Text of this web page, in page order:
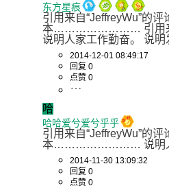
东方星痕
引用来自“JeffreyWu”的评
本…………………… 引用来
说明人家工作勤奋。 说明
2014-12-01 08:49:17
回复 0
点赞 0
哈
哈哈爱兮爱兮乎乎
引用来自“JeffreyWu”的评
本…………………… 说明人
2014-11-30 13:09:32
回复 0
点赞 0